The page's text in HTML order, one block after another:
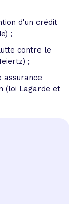
d'un crédit
;
contre le
;
assurance
(loi Lagarde et